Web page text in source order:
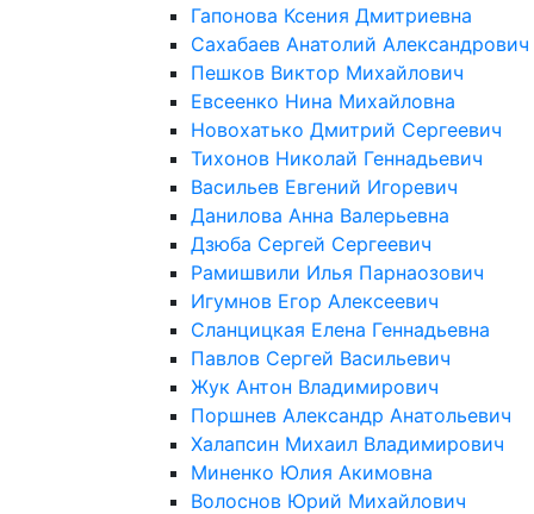
Гапонова Ксения Дмитриевна
Сахабаев Анатолий Александрович
Пешков Виктор Михайлович
Евсеенко Нина Михайловна
Новохатько Дмитрий Сергеевич
Тихонов Николай Геннадьевич
Васильев Евгений Игоревич
Данилова Анна Валерьевна
Дзюба Сергей Сергеевич
Рамишвили Илья Парнаозович
Игумнов Егор Алексеевич
Сланцицкая Елена Геннадьевна
Павлов Сергей Васильевич
Жук Антон Владимирович
Поршнев Александр Анатольевич
Халапсин Михаил Владимирович
Миненко Юлия Акимовна
Волоснов Юрий Михайлович